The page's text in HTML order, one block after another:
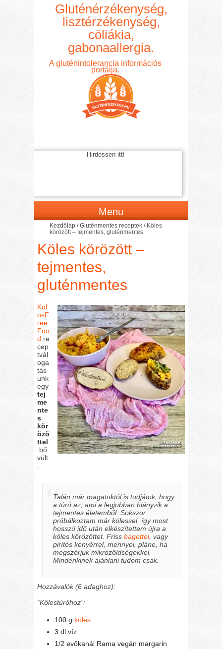
Gluténérzékenység,
lisztérzékenység,
cöliákia,
gabonaallergia.
A gluténintolerancia információs
portálja.
Hirdessen itt!
Menu
Kezdőlap /Gluténmentes receptek / Köles
körözött – tejmentes, gluténmentes
Köles körözött –
tejmentes,
gluténmentes
Kol
osF
ree
Foo
d re
cep
tvál
oga
tás
unk
egy
tej
me
nte
s
kör
özö
ttel
bő
vült
Talán már magatoktól is tudjátok, hogy
a túró az, ami a legjobban hiányzik a
tejmentes életemből. Sokszor
próbálkoztam már kölessel, így most
hosszú idő után elkészítettem újra a
köles körözöttet. Frissbagettel, vagy
pirítós kenyérrel, mennyei, pláne, ha
megszórjuk mikrozöldségekkel.
Mindenkinek ajánlani tudom csak.
Hozzávalók (6 adaghoz):
“Kölestúróhoz”:
100 g köles
3 dl víz
1/2 evőkanál Rama vegán margarin